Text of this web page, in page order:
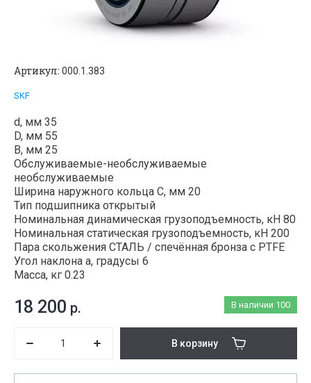
Артикул: 000.1.383
SKF
d, мм 35
D, мм 55
B, мм 25
Обслуживаемые-необслуживаемые
необслуживаемые
Ширина наружного кольца С, мм 20
Тип подшипника открытый
Номинальная динамическая грузоподъемность, кН 80
Номинальная статическая грузоподъемность, кН 200
Пара скольжения СТАЛЬ / спечённая бронза с PTFE
Угол наклона a, градусы 6
Масса, кг 0.23
В наличии 100
18 200 р.
В корзину